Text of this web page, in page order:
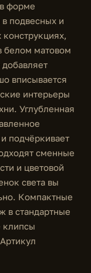
форме
подвесных и
белом матовом
вписывается
интерьеры
Углубленная
подчёркивает
сменные
и цветовой
света вы
Компактные
в стандартные
клипсы